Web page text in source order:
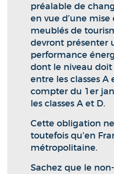
préalable de
en vue d’une
meublés de
devront présenter
performance
dont le niveau
entre les classes A
compter du 1er
les classes A et D.
Cette obligation
toutefois qu’en
métropolitaine.
Sachez que le